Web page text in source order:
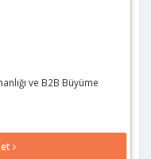
ve B2B Büyüme